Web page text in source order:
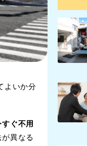
よいか分
ぐ不用
異なる